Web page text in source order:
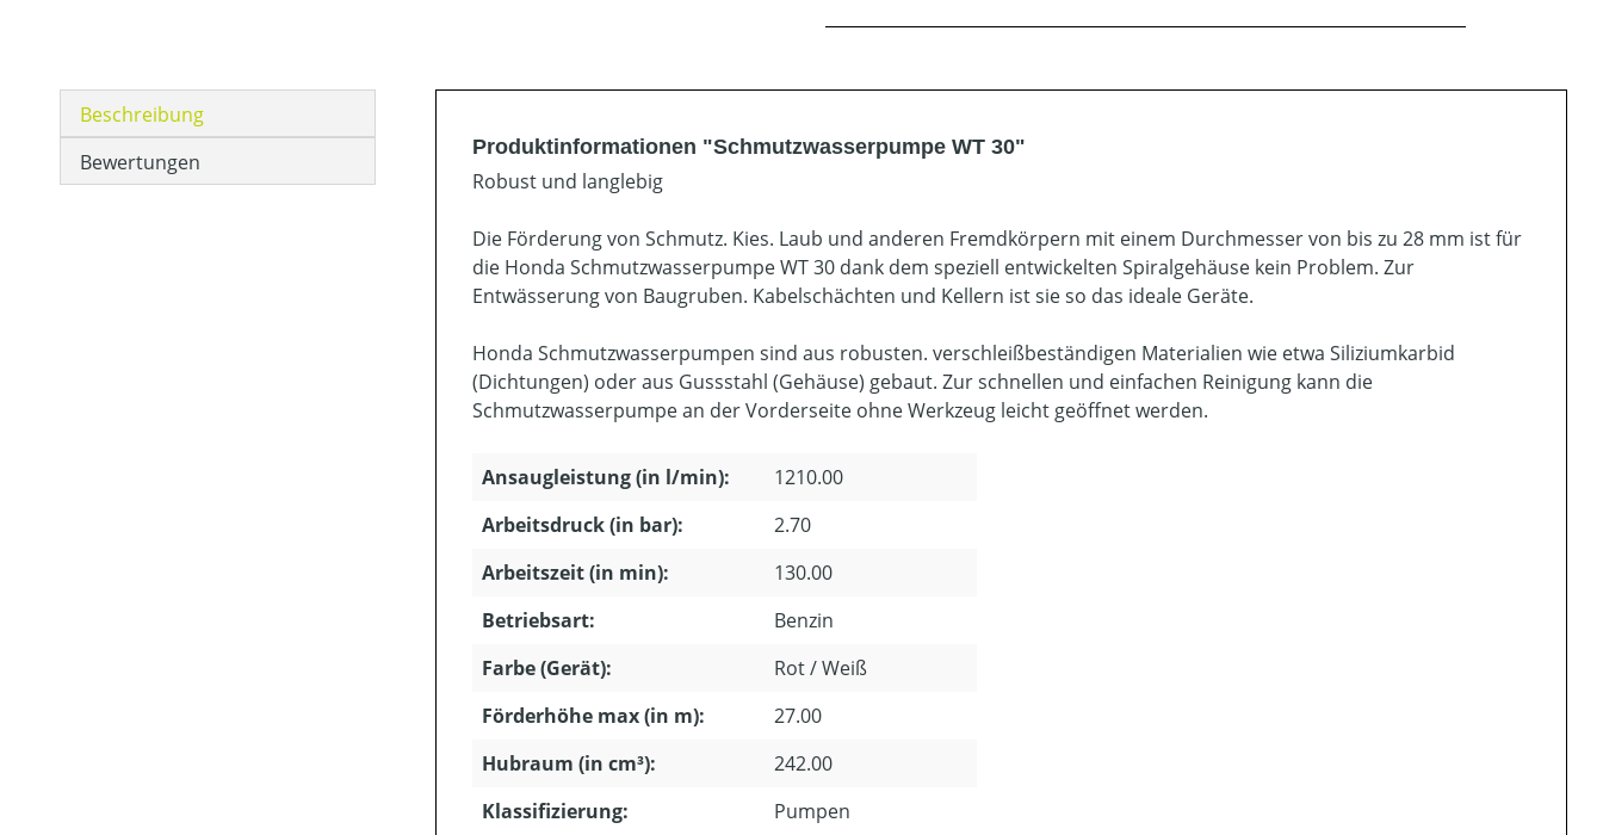
Beschreibung
Bewertungen
Produktinformationen "Schmutzwasserpumpe WT 30"
Robust und langlebig
Die Förderung von Schmutz. Kies. Laub und anderen Fremdkörpern mit einem Durchmesser von bis zu 28 mm ist für
die Honda Schmutzwasserpumpe WT 30 dank dem speziell entwickelten Spiralgehäuse kein Problem. Zur
Entwässerung von Baugruben. Kabelschächten und Kellern ist sie so das ideale Geräte.
Honda Schmutzwasserpumpen sind aus robusten. verschleißbeständigen Materialien wie etwa Siliziumkarbid
(Dichtungen) oder aus Gussstahl (Gehäuse) gebaut. Zur schnellen und einfachen Reinigung kann die
Schmutzwasserpumpe an der Vorderseite ohne Werkzeug leicht geöffnet werden.
Ansaugleistung (in l/min):
1210.00
Arbeitsdruck (in bar):
2.70
Arbeitszeit (in min):
130.00
Betriebsart:
Benzin
Farbe (Gerät):
Rot / Weiß
Förderhöhe max (in m):
27.00
Hubraum (in cm³):
242.00
Klassifizierung:
Pumpen